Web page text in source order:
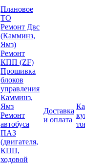
Плановое
ТО
Ремонт Двс
(Камминз,
Ямз)
Ремонт
КПП (ZF)
Прошивка
блоков
управления
Камминз,
Ямз
Ремонт
автобуса
ПАЗ
(двигателя,
КПП,
ходовой
Доставка
и оплата